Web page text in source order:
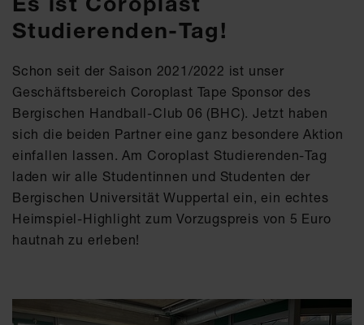
Studierenden-Tag!
Schon seit der Saison 2021/2022 ist unser
Geschäftsbereich Coroplast Tape Sponsor des
Bergischen Handball-Club 06 (BHC). Jetzt haben
sich die beiden Partner eine ganz besondere Aktion
einfallen lassen. Am Coroplast Studierenden-Tag
laden wir alle Studentinnen und Studenten der
Bergischen Universität Wuppertal ein, ein echtes
Heimspiel-Highlight zum Vorzugspreis von 5 Euro
hautnah zu erleben!